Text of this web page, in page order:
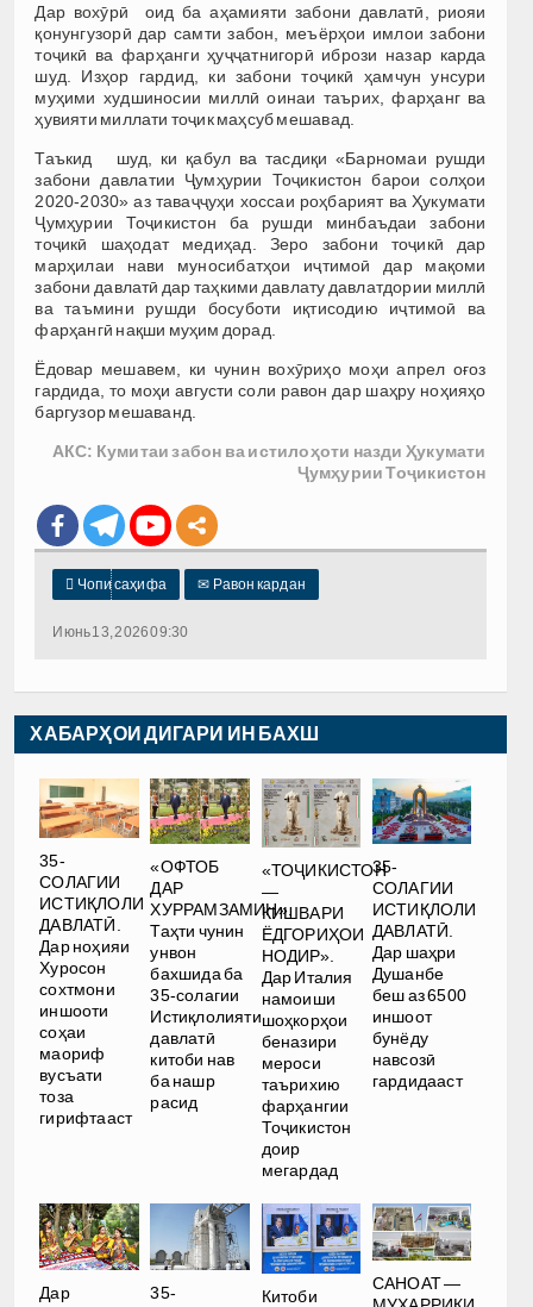
Дар вохӯрӣ оид ба аҳамияти забони давлатӣ, риояи
қонунгузорӣ дар самти забон, меъёрҳои имлои забони
тоҷикӣ ва фарҳанги ҳуҷҷатнигорӣ ибрози назар карда
шуд. Изҳор гардид, ки забони тоҷикӣ ҳамчун унсури
муҳими худшиносии миллӣ оинаи таърих, фарҳанг ва
ҳувияти миллати тоҷик маҳсуб мешавад.
Таъкид шуд, ки қабул ва тасдиқи «Барномаи рушди
забони давлатии Ҷумҳурии Тоҷикистон барои солҳои
2020-2030» аз таваҷҷуҳи хоссаи роҳбарият ва Ҳукумати
Ҷумҳурии Тоҷикистон ба рушди минбаъдаи забони
тоҷикӣ шаҳодат медиҳад. Зеро забони тоҷикӣ дар
марҳилаи нави муносибатҳои иҷтимоӣ дар мақоми
забони давлатӣ дар таҳкими давлату давлатдории миллӣ
ва таъмини рушди босуботи иқтисодию иҷтимоӣ ва
фарҳангӣ нақши муҳим дорад.
Ёдовар мешавем, ки чунин вохӯриҳо моҳи апрел оғоз
гардида, то моҳи августи соли равон дар шаҳру ноҳияҳо
баргузор мешаванд.
АКС: Кумитаи забон ва истилоҳоти назди Ҳукумати
Ҷумҳурии Тоҷикистон
 Чопи саҳифа ✉ Равон кардан
Июнь 13, 2026 09:30
ХАБАРҲОИ ДИГАРИ ИН БАХШ
35-
СОЛАГИИ
ИСТИҚЛОЛИ
ДАВЛАТӢ.
Дар ноҳияи
Хуросон
сохтмони
иншооти
соҳаи
маориф
вусъати
тоза
гирифтааст
«ОФТОБ
ДАР
ХУРРАМЗАМИН».
Таҳти чунин
унвон
бахшида ба
35-солагии
Истиқлолияти
давлатӣ
китоби нав
ба нашр
расид
«ТОҶИКИСТОН
—
КИШВАРИ
ЁДГОРИҲОИ
НОДИР».
Дар Италия
намоиши
шоҳкорҳои
беназири
мероси
таърихию
фарҳангии
Тоҷикистон
доир
мегардад
35-
СОЛАГИИ
ИСТИҚЛОЛИ
ДАВЛАТӢ.
Дар шаҳри
Душанбе
беш аз 6500
иншоот
бунёду
навсозӣ
гардидааст
Дар
35-
Китоби
САНОАТ —